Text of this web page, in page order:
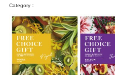
Category：